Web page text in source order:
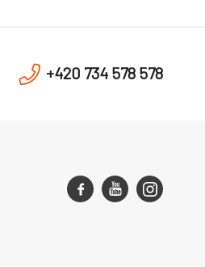
+420 734 578 578